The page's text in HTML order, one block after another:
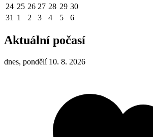
24 25 26 27 28 29 30
31 1 2 3 4 5 6
Aktuální počasí
dnes, pondělí 10. 8. 2026